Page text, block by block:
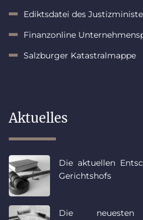
Ediktsdatei des
Finanzonline
Salzburger Katastralmappe
Aktuelles
Die aktuellen
Gerichtshofs
Die